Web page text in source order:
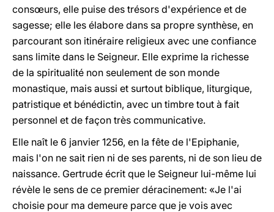
consœurs, elle puise des trésors d'expérience et de
sagesse; elle les élabore dans sa propre synthèse, en
parcourant son itinéraire religieux avec une confiance
sans limite dans le Seigneur. Elle exprime la richesse
de la spiritualité non seulement de son monde
monastique, mais aussi et surtout biblique, liturgique,
patristique et bénédictin, avec un timbre tout à fait
personnel et de façon très communicative.
Elle naît le 6 janvier 1256, en la fête de l'Epiphanie,
mais l'on ne sait rien ni de ses parents, ni de son lieu de
naissance. Gertrude écrit que le Seigneur lui-même lui
révèle le sens de ce premier déracinement: «Je l'ai
choisie pour ma demeure parce que je vois avec